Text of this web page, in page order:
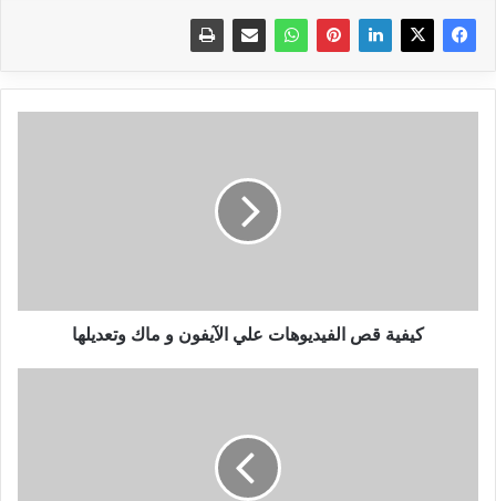
كيفية قص الفيديوهات علي الآيفون و ماك وتعديلها